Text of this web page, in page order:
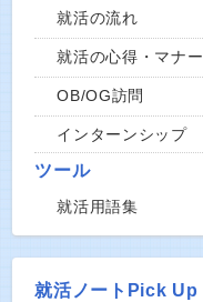
就活の流れ
就活の心得・マナー
OB/OG訪問
インターンシップ
ツール
就活用語集
就活ノートPick Up